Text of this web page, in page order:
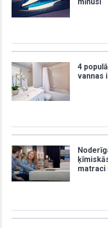
4
vannas
matraci